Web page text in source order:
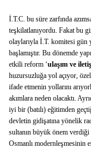
İ.T.C. bu süre zarfında
teşkilatlanıyordu. Fakat bu
olaylarıyla İ.T. komitesi gün
başlamıştır. Bu dönemde
etkili reform ‘ulaşım ve
huzursuzluğa yol açıyor,
ifade etmenin yollarını
akımlara neden olacaktı.
iyi bir (batılı) eğitimden
devletin gidişatına yönelik
sultanın büyük önem
Osmanlı modernleşmesinin